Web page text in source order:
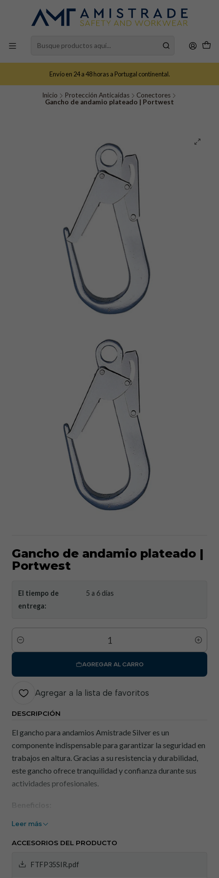
Envío en 24 a 48 horas a Portugal continental.
Inicio Protección Anticaídas
Conectores
Gancho de andamio plateado | Portwest
Gancho de andamio plateado |
Portwest
El tiempo de
entrega:
5 a 6 días
Cantidad
AGREGAR AL CARRO
Agregar a la lista de favoritos
DESCRIPCIÓN
El gancho para andamios Amistrade Silver es un
componente indispensable para garantizar la seguridad en
trabajos en altura. Gracias a su resistencia y durabilidad,
este gancho ofrece tranquilidad y confianza durante sus
actividades profesionales.
Seguridad en trabajos en altura: El gancho para
andamios está diseñado específicamente para
realizan en andamios y estructuras elevadas.
Leer más
ACCESORIOS DEL PRODUCTO
FTFP35SIR.pdf